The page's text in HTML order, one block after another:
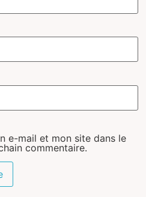
e-mail et mon site dans le
commentaire.